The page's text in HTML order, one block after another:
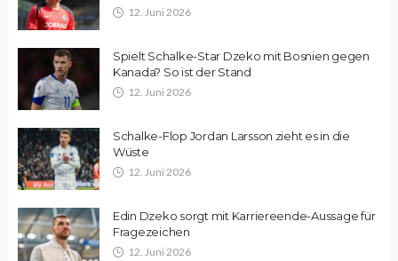
12. Juni 2026
Spielt Schalke-Star Dzeko mit Bosnien gegen
Kanada? So ist der Stand
12. Juni 2026
Schalke-Flop Jordan Larsson zieht es in die
Wüste
12. Juni 2026
Edin Dzeko sorgt mit Karriereende-Aussage für
Fragezeichen
12. Juni 2026